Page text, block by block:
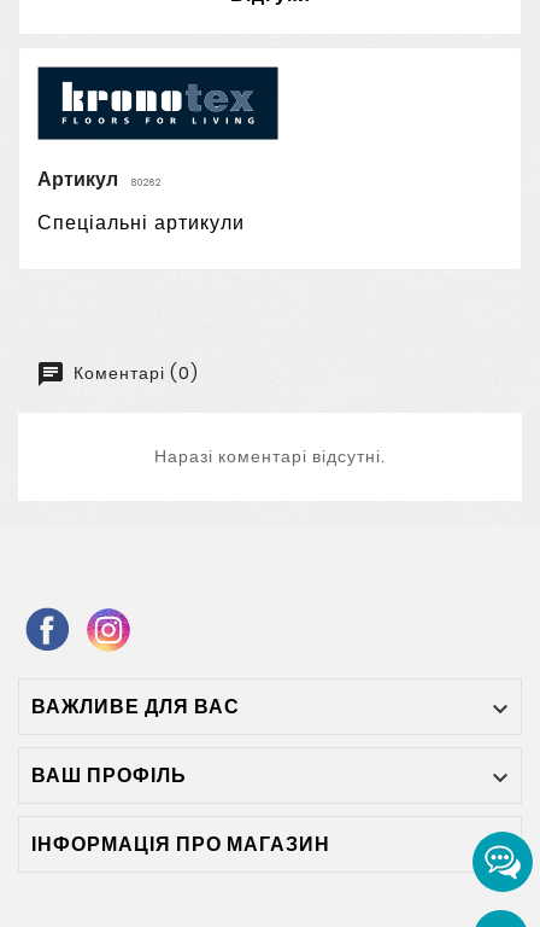
Артикул 80262
Спеціальні артикули
Коментарі (0)
Наразі коментарі відсутні.
ВАЖЛИВЕ ДЛЯ ВАС 
ВАШ ПРОФІЛЬ 
ІНФОРМАЦІЯ ПРО МАГАЗИН 